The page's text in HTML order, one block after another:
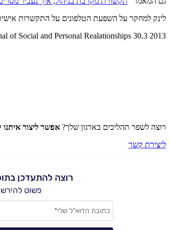
לינק למחקר על השפעת הטלפונים על התקשרות
Social and Personal Realationships 30.3 2013
רוצה לשפר תהליכים בארגון שלך? אפשר ליצור
ליצירת קשר